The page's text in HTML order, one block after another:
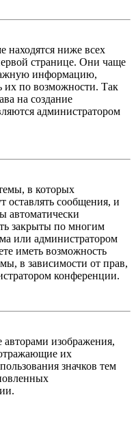
ниже всех
странице. Они чаще
информацию,
их по возможности. Так
на создание
администратором
в которых
оставлять сообщения, и
автоматически
закрыты по многим
или администратором
иметь возможность
в зависимости от прав,
конференции.
изображения,
их
значков тем